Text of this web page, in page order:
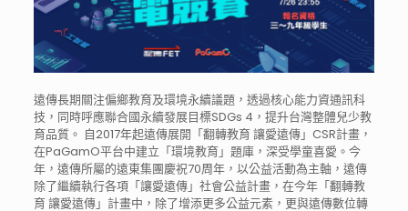
遠傳長期關注偏鄉教育及環境永續議題，透過核心能力資通訊科
技，同時呼應聯合國永續發展目標SDGs 4，提升台灣整體兒少教
育品質。 自2017年起遠傳展開「翻轉教育 讓愛遠傳」CSR計畫，
在PaGamO平台中建立「環境教育」題庫，深受學童喜愛。今
年，遠傳所屬的遠東集團慶祝70周年，以公益活動為主軸，遠傳
除了繼續執行各項「讓愛遠傳」社會公益計畫，在今年「翻轉教
育 讓愛遠傳」計畫中，除了增添更多公益元素，更與遠傳數位轉